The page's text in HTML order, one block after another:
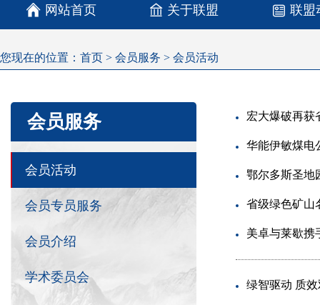
 网站首页 关于联盟 联盟
您现在的位置： 首页 > 会员服务 > 会员活动
会员服务
会员活动
会员专员服务
会员介绍
学术委员会
宏大爆破再获
华能伊敏煤电
省级绿色矿山
美卓与莱歇携
绿智驱动 质